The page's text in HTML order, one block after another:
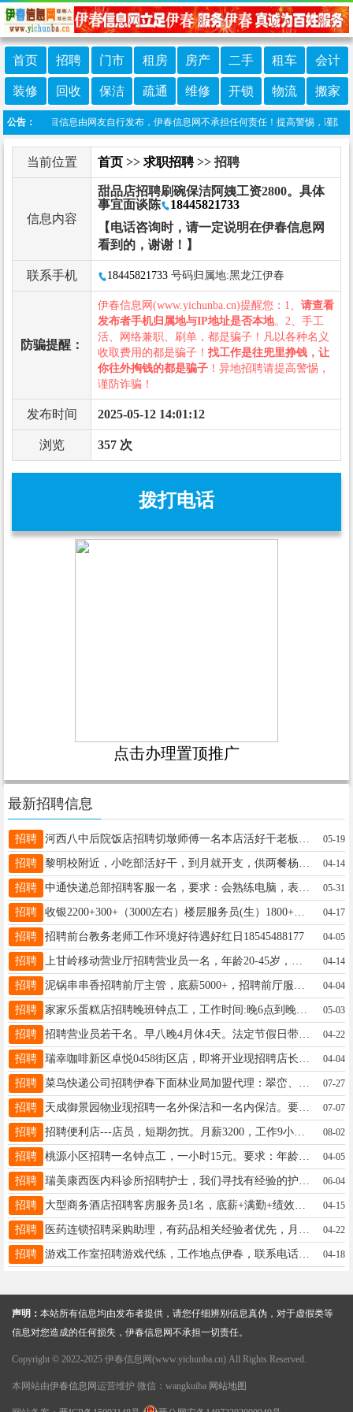
首页 招聘 门市 租房 房产 二手 租车 会计
装修 回收 保洁 疏通 维修 开锁 物流 搬家
公告：
明：本栏目信息由网友自行发布，伊春信息网不承担任何责任！提高警惕，谨防诈
当前位置 首页 >> 求职招聘>> 招聘
信息内容
甜品店招聘刷碗保洁阿姨工资2800。具体
事宜面谈陈
18445821733
【电话咨询时，请一定说明在伊春信息网
看到的，谢谢！】
联系手机 18445821733 号码归属地:黑龙江伊春
防骗提醒：
伊春信息网(www.yichunba.cn)提醒您：1、 请查看
发布者手机归属地与IP地址是否本地。2、手工
活、网络兼职、刷单，都是骗子！凡以各种名义
收取费用的都是骗子！ 找工作是往兜里挣钱，让
你往外掏钱的都是骗子 ！异地招聘请提高警惕，
谨防诈骗！
发布时间 2025-05-12 14:01:12
浏览 357 次
拨打电话
点击办理置顶推广
最新招聘信息
招聘 05-19
招聘 04-14
招聘 05-31
招聘 收银2200+300+（3000左右）楼层服务员(生）1800+200+提成（2600左右）男浴服务员2000+200+提成女浴服务员2200+300+提成有工作餐上一休一待遇好活好干事少杨先生15094595555 04-17
招聘 招聘前台教务老师工作环境好待遇好红日18545488177 04-05
招聘 04-14
招聘 04-04
招聘 家家乐蛋糕店招聘晚班钟点工，工作时间:晚6点到晚九点，联系电话：13895939797周13895939797 05-03
招聘 招聘营业员若干名。早八晚4月休4天。法定节假日带薪休息，春节除外。毛女士15704583917 04-22
招聘 04-04
招聘 07-27
招聘 天成御景园物业现招聘一名外保洁和一名内保洁。要求身体健康工作认真负责。联系电话：18249886988娜女士18249886988 07-07
招聘 招聘便利店---店员，短期勿扰。月薪3200，工作9小时。王13352586530 08-02
招聘 桃源小区招聘一名钟点工，一小时15元。要求：年龄40到55岁.勤劳，会做面案活岳女士13796506267 04-05
招聘 06-04
招聘 04-15
招聘 04-22
招聘 游戏工作室招聘游戏代练，工作地点伊春，联系电话18604580933周先生18604580933 04-18
声明： 本站所有信息均由发布者提供，请您仔细辨别信息真伪，对于虚假类等
信息对您造成的任何损失，伊春信息网不承担一切责任。
Copyright © 2022-2025 伊春信息网(www.yichunba.cn) All Rights Reserved.
本网站由伊春信息网 运营维护 微信：wangkuiba 网站地图